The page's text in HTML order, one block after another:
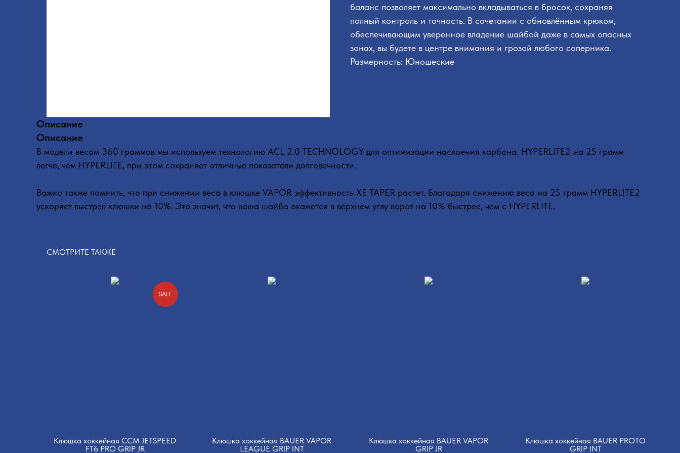
баланс позволяет максимально вкладываться в бросок, сохраняя
полный контроль и точность. В сочетании с обновлённым крюком,
обеспечивающим уверенное владение шайбой даже в самых опасных
зонах, вы будете в центре внимания и грозой любого соперника.
Размерность: Юношеские
Описание
Описание
В модели весом 360 граммов мы используем технологию ACL 2.0 TECHNOLOGY для оптимизации наслоения карбона. HYPERLITE2 на 25 грамм
легче, чем HYPERLITE, при этом сохраняет отличные показатели долговечности.
Важно также помнить, что при снижении веса в клюшке VAPOR эффективность XE TAPER растет. Благодаря снижению веса на 25 грамм HYPERLITE2
ускоряет выстрел клюшки на 10%. Это значит, что ваша шайба окажется в верхнем углу ворот на 10% быстрее, чем с HYPERLITE.
СМОТРИТЕ ТАКЖЕ
SALE
Клюшка хоккейная CCM JETSPEED
FT6 PRO GRIP JR
Клюшка хоккейная BAUER VAPOR
LEAGUE GRIP INT
Клюшка хоккейная BAUER VAPOR
GRIP JR
Клюшка хоккейная BAUER PROTO
GRIP INT